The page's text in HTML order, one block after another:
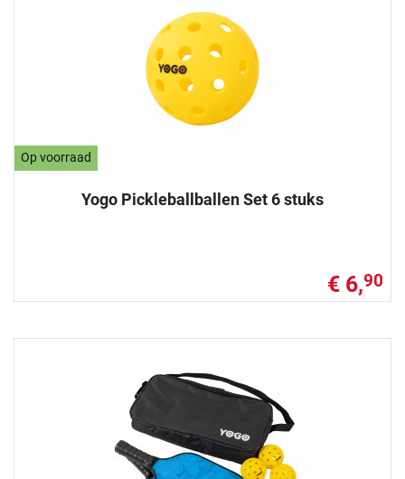
Op voorraad
Yogo Pickleballballen Set 6 stuks
€ 6,90